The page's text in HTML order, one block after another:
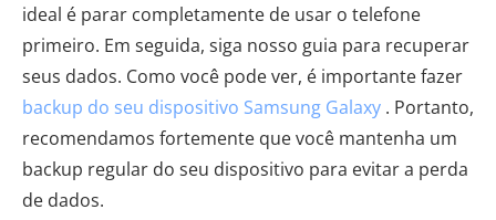
ideal é parar completamente de usar o telefone
primeiro. Em seguida, siga nosso guia para recuperar
seus dados. Como você pode ver, é importante fazer
backup do seu dispositivo Samsung Galaxy . Portanto,
recomendamos fortemente que você mantenha um
backup regular do seu dispositivo para evitar a perda
de dados.